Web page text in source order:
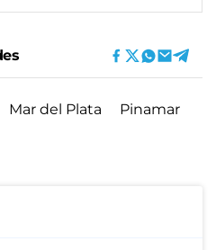
Mar del Plata
Pinamar